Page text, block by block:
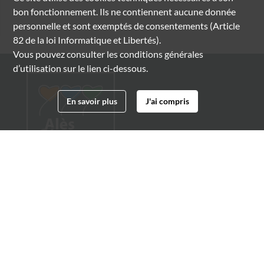
bon fonctionnement. Ils ne contiennent aucune donnée
personnelle et sont exemptés de consentements (Article
82 de la loi Informatique et Libertés).
Vous pouvez consulter les conditions générales
d’utilisation sur le lien ci-dessous.
En savoir plus J'ai compris